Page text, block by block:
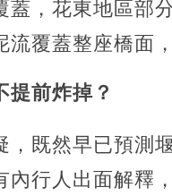
，花東地區部
覆蓋整座橋面
提前炸掉？
，既然早已預測
內行人出面解釋